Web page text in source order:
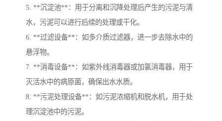
5. **沉淀池**：用于分离和沉降处理后产生的污泥与清
水，污泥可以进行后续的处理或干化。
6. **过滤设备**：如多介质过滤器，进一步去除水中的
悬浮物。
7. **消毒设备**：如紫外线消毒器或加氯消毒器，用于
灭活水中的病原菌，确保出水水质。
8. **污泥处理设备**：如污泥浓缩机和脱水机，用于处
理沉淀池中的污泥。